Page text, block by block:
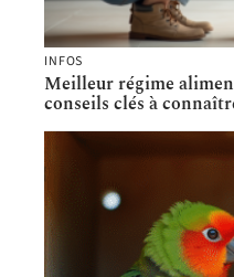
INFOS
Meilleur régime
conseils clés à